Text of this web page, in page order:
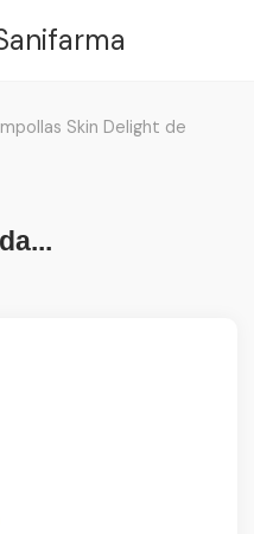
Skin Delight de